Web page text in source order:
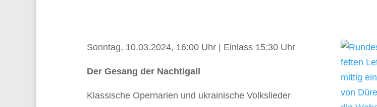
Sonntag, 10.03.2024, 16:00 Uhr | Einlass 15:30 Uhr
Der Gesang der Nachtigall
Klassische Opernarien und ukrainische Volkslieder